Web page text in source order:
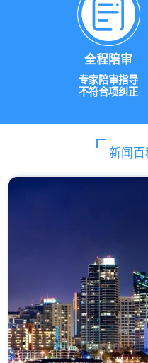
全程陪审
专家陪审指导
不符合项纠正
新闻百